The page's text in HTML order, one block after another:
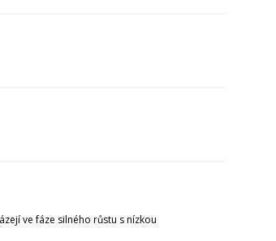
ve fáze silného růstu s nízkou